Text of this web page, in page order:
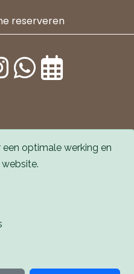
reserveren
met auto en
voor de
optimale werking en